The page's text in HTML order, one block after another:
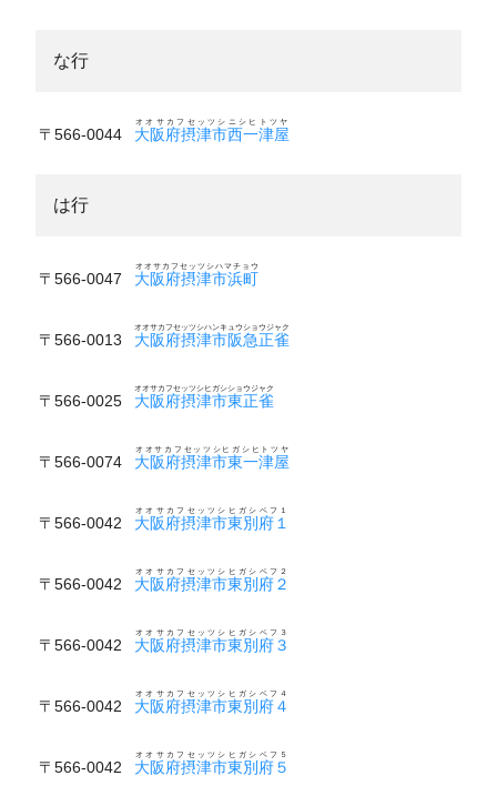
な行
〒566-0044 大阪府摂津市西一津屋
オオサカフセッツシニシヒトツヤ
は行
〒566-0047 大阪府摂津市浜町
オオサカフセッツシハマチョウ
〒566-0013 大阪府摂津市阪急正雀
オオサカフセッツシハンキュウショウジャク
〒566-0025 大阪府摂津市東正雀
オオサカフセッツシヒガシショウジャク
〒566-0074 大阪府摂津市東一津屋
オオサカフセッツシヒガシヒトツヤ
〒566-0042 大阪府摂津市東別府１
オオサカフセッツシヒガシベフ１
〒566-0042 大阪府摂津市東別府２
オオサカフセッツシヒガシベフ２
〒566-0042 大阪府摂津市東別府３
オオサカフセッツシヒガシベフ３
〒566-0042 大阪府摂津市東別府４
オオサカフセッツシヒガシベフ４
〒566-0042 大阪府摂津市東別府５
オオサカフセッツシヒガシベフ５